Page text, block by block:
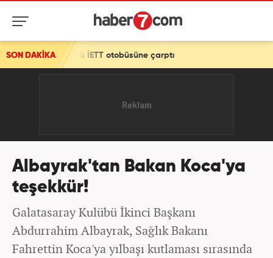
SON DAKİKA
İETT otobüsüne çarptı
Albayrak'tan Bakan Koca'ya
teşekkür!
Galatasaray Kulübü İkinci Başkanı
Abdurrahim Albayrak, Sağlık Bakanı
Fahrettin Koca'ya yılbaşı kutlaması sırasında